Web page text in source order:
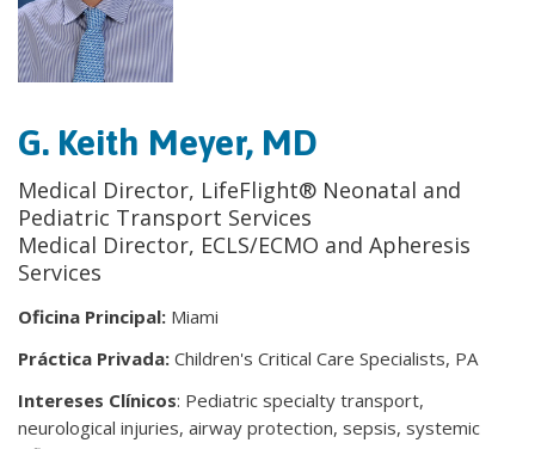
G. Keith Meyer, MD
Medical Director, LifeFlight® Neonatal and
Pediatric Transport Services
Medical Director, ECLS/ECMO and Apheresis
Services
Oficina Principal: Miami
Práctica Privada: Children's Critical Care Specialists, PA
Intereses Clínicos: Pediatric specialty transport,
neurological injuries, airway protection, sepsis, systemic